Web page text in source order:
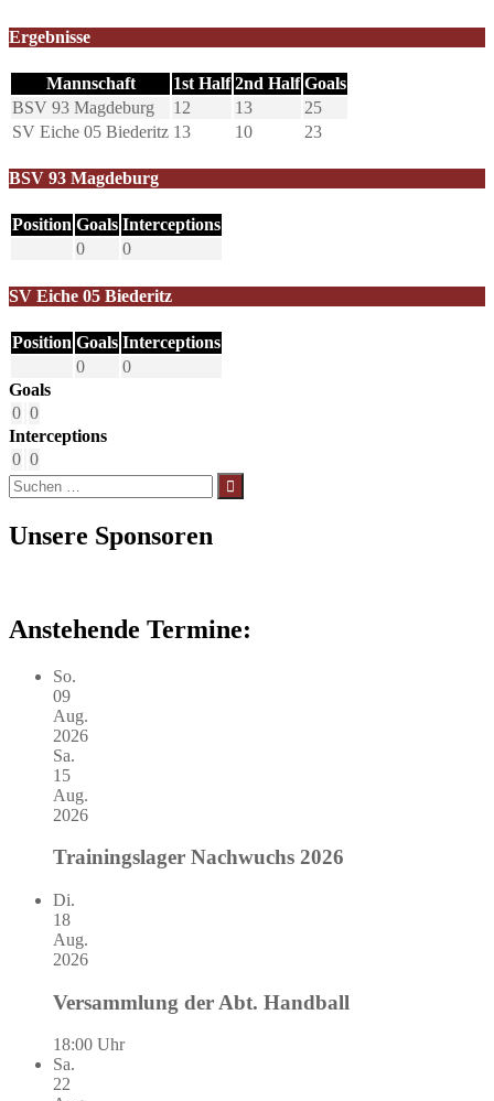
Ergebnisse
Mannschaft 1st Half 2nd Half Goals
BSV 93 Magdeburg
12 13
25
SV Eiche 05 Biederitz 13 10 23
BSV 93 Magdeburg
Position Goals Interceptions
0
0
SV Eiche 05 Biederitz
Position Goals Interceptions
0
0
Goals
0 0
Interceptions
0 0
Suchen
nach:
Unsere Sponsoren
Anstehende Termine:
So.
09
Aug.
2026
Sa.
15
Aug.
2026
Trainingslager Nachwuchs 2026
Di.
18
Aug.
2026
Versammlung der Abt. Handball
18:00 Uhr
Sa.
22